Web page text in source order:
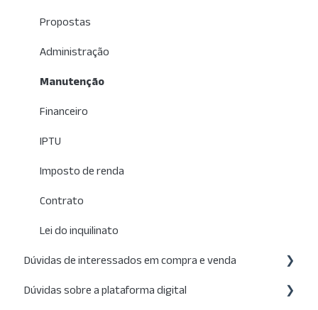
Manutenção
Pagamentos
IPTU
Imposto de renda
Contrato
Lei do inquilinato
Propostas
Administração
Manutenção
Financeiro
IPTU
Imposto de renda
Contrato
Lei do inquilinato
Dúvidas de interessados em compra e venda
Anúncio
Dúvidas sobre a plataforma digital